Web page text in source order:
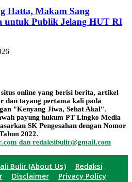
Hatta, Makam Sang
untuk Publik Jelang HUT RI
online yang berisi berita, artikel
dan tayang pertama kali pada
"Kenyang Jiwa, Sehat Akal".
payung hukum PT Lingko Media
SK Pengesahan dengan Nomor
2022.
dan redaksibulir@gmail.com
Bulir (About Us)
Redaksi
Disclaimer
Privacy Policy